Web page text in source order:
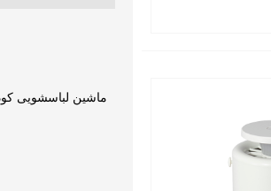
ماشین لباسشویی